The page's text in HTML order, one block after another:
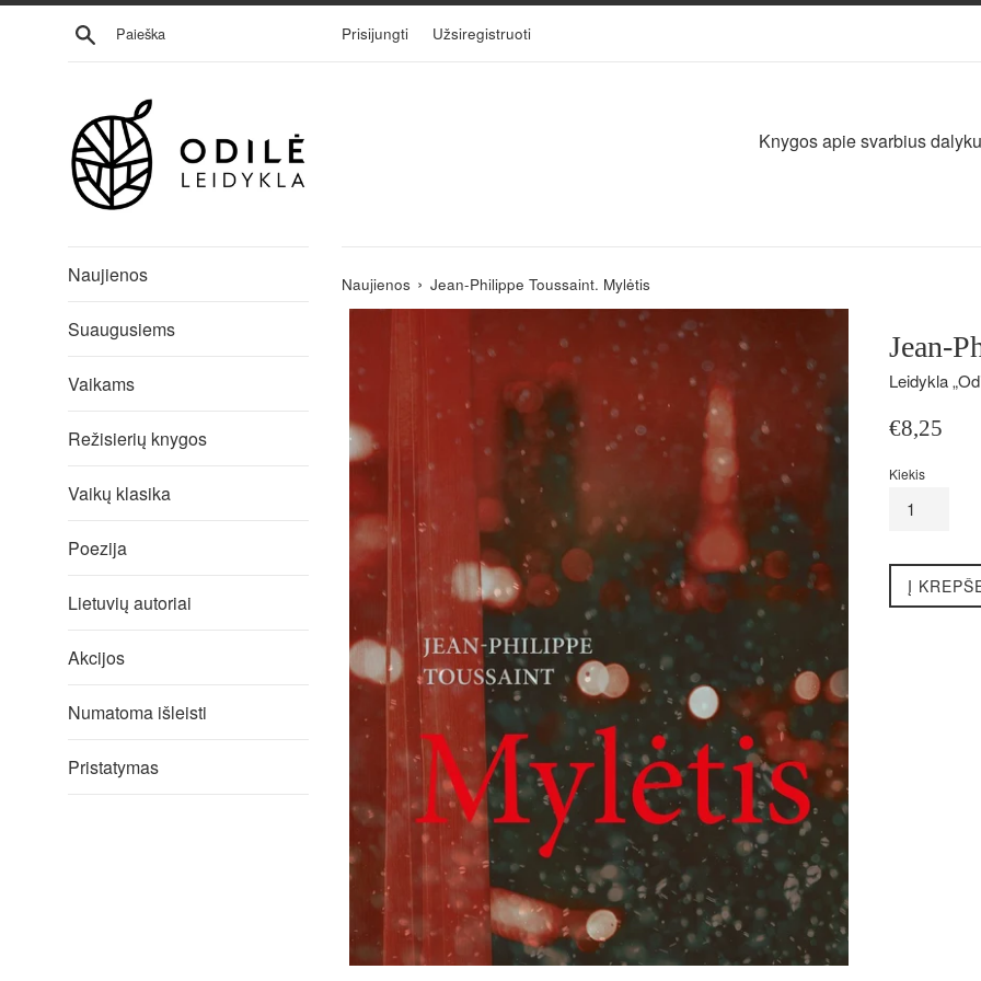
Eiti
Ieškoti Prisijungti Užsiregistruoti
Knygos apie svarbius
Naujienos
Suaugusiems
Vaikams
Režisierių knygos
Vaikų klasika
Poezija
Lietuvių autoriai
Akcijos
Numatoma išleisti
Pristatymas
Naujienos › Jean-Philippe Toussaint. Mylėtis
Jean-
Leidykla
Įprasta
€8,25
Kiekis
Į